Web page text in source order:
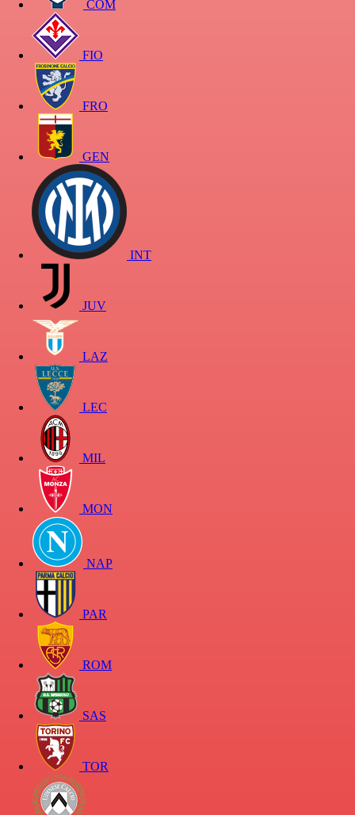
COM
FIO
FRO
GEN
INT
JUV
LAZ
LEC
MIL
MON
NAP
PAR
ROM
SAS
TOR